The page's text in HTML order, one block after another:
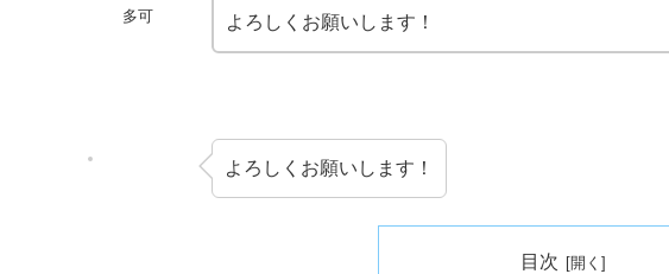
多可
よろしくお願いします！
よろしくお願いします！
目次